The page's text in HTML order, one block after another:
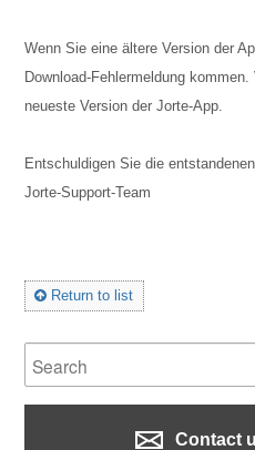
Wenn Sie eine ältere Version der
Download-Fehlermeldung
neueste Version der Jorte-App.
Entschuldigen Sie die
Jorte-Support-Team
Return to list
Contact